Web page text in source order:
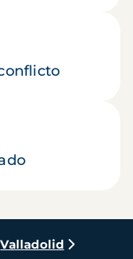
Valladolid